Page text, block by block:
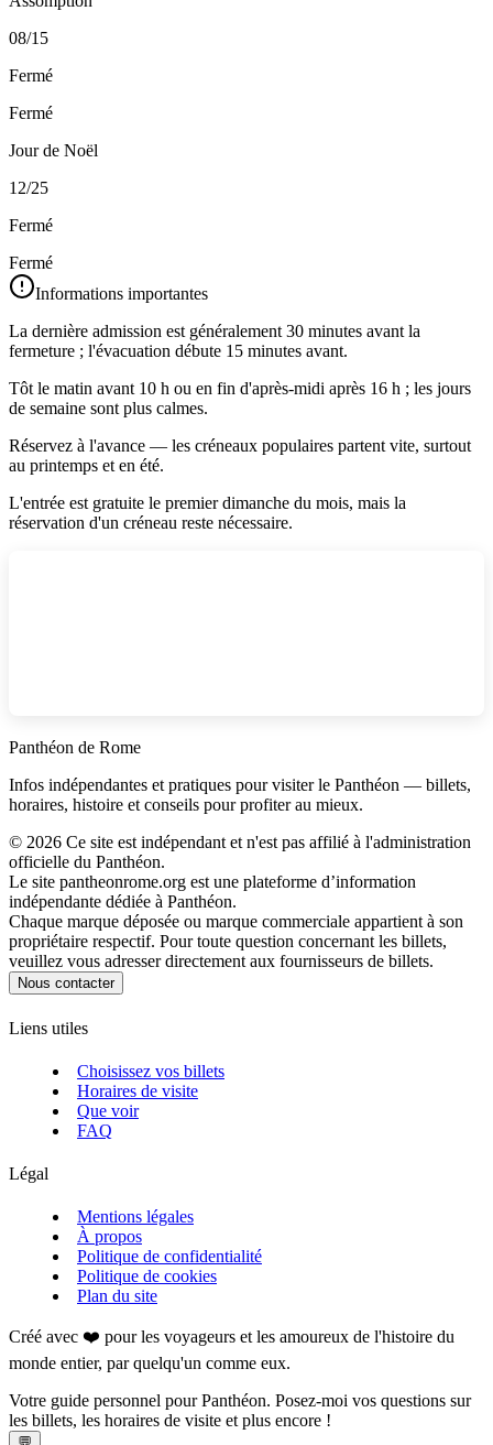
08/15
Fermé
Fermé
Jour de Noël
12/25
Fermé
Fermé
Informations importantes
La dernière admission est généralement 30 minutes avant la
fermeture ; l'évacuation débute 15 minutes avant.
Tôt le matin avant 10 h ou en fin d'après‑midi après 16 h ; les jours
de semaine sont plus calmes.
Réservez à l'avance — les créneaux populaires partent vite, surtout
au printemps et en été.
L'entrée est gratuite le premier dimanche du mois, mais la
réservation d'un créneau reste nécessaire.
Panthéon de Rome
Infos indépendantes et pratiques pour visiter le Panthéon — billets,
horaires, histoire et conseils pour profiter au mieux.
© 2026 Ce site est indépendant et n'est pas affilié à l'administration
officielle du Panthéon.
Le site pantheonrome.org est une plateforme d’information
indépendante dédiée à Panthéon.
Chaque marque déposée ou marque commerciale appartient à son
propriétaire respectif. Pour toute question concernant les billets,
veuillez vous adresser directement aux fournisseurs de billets.
Nous contacter
Liens utiles
Choisissez vos billets
Horaires de visite
Que voir
FAQ
Légal
Mentions légales
À propos
Politique de confidentialité
Politique de cookies
Plan du site
Créé avec ❤️ pour les voyageurs et les amoureux de l'histoire du
monde entier, par quelqu'un comme eux.
Votre guide personnel pour Panthéon. Posez-moi vos questions sur
les billets, les horaires de visite et plus encore !